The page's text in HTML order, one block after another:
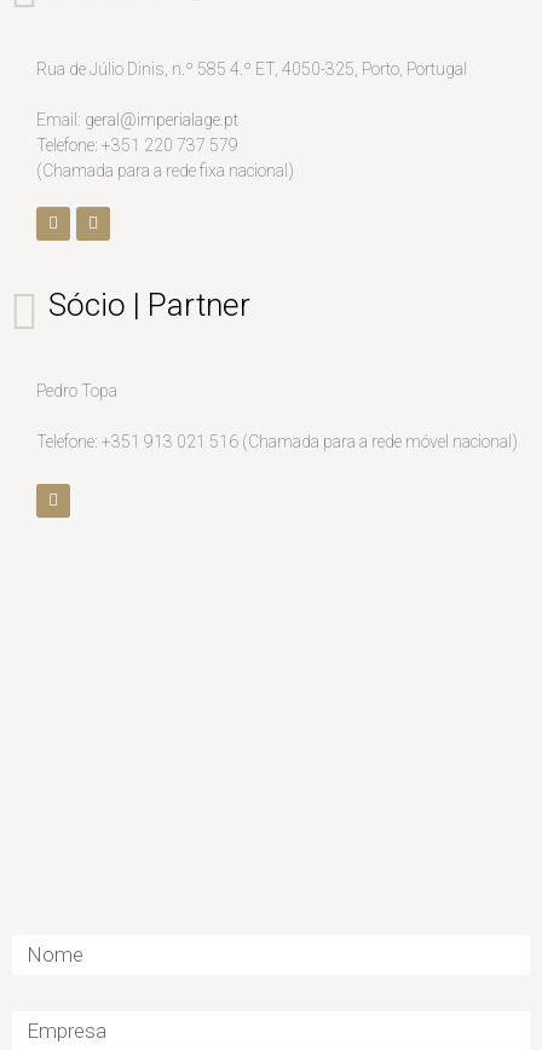
Rua de Júlio Dinis, n.º 585 4.º ET, 4050-325, Porto, Portugal
Email: geral@imperialage.pt
Telefone: +351 220 737 579
(Chamada para a rede fixa nacional)
Sócio | Partner
Pedro Topa
Telefone: +351 913 021 516 (Chamada para a rede móvel nacional)